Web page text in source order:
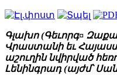
Գլախո (Գեւորգ¤
Վրաստանի եւ
աշուղին նվիրված
Լենինգրադ (այժմ՝